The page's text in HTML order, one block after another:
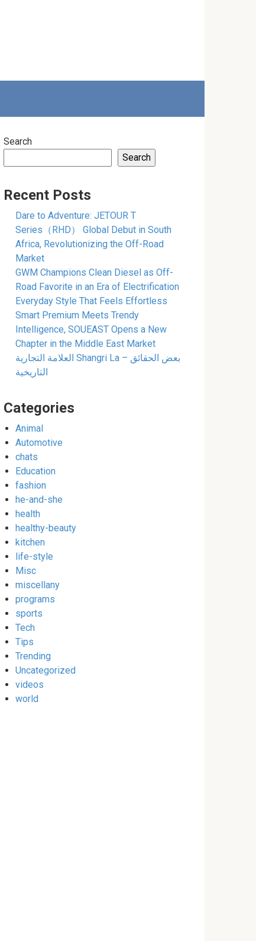
Search
Search
Recent Posts
Dare to Adventure: JETOUR T
Series（RHD） Global Debut in South
Africa, Revolutionizing the Off-Road
Market
GWM Champions Clean Diesel as Off-
Road Favorite in an Era of Electrification
Everyday Style That Feels Effortless
Smart Premium Meets Trendy
Intelligence, SOUEAST Opens a New
Chapter in the Middle East Market
العلامة التجارية Shangri La – بعض الحقائق
التاريخية
Categories
Animal
Automotive
chats
Education
fashion
he-and-she
health
healthy-beauty
kitchen
life-style
Misc
miscellany
programs
sports
Tech
Tips
Trending
Uncategorized
videos
world